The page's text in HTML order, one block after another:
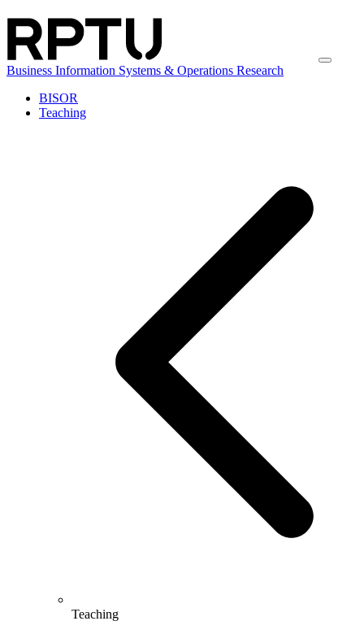
Business Information Systems & Operations Research
BISOR
Teaching
Teaching